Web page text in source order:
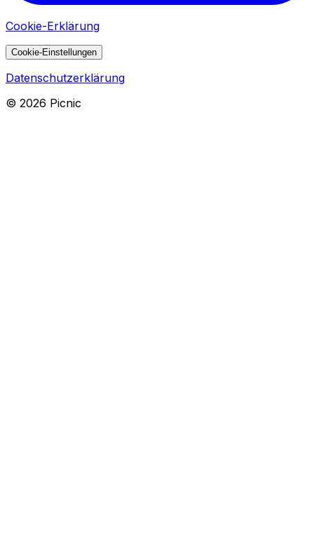
Cookie-Erklärung
Cookie-Einstellungen
Datenschutzerklärung
© 2026 Picnic